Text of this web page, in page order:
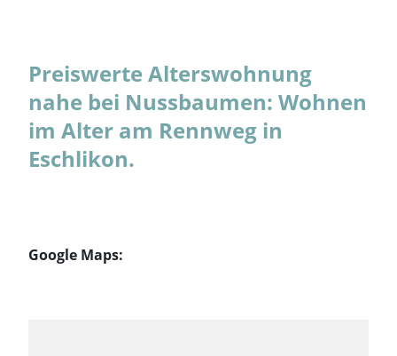
Preiswerte Alterswohnung
nahe bei Nussbaumen: Wohnen
im Alter am Rennweg in
Eschlikon.
Google Maps: